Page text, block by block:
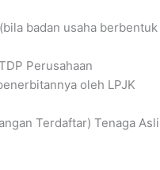
badan usaha berbentuk
Perusahaan
oleh LPJK
Terdaftar) Tenaga Asli